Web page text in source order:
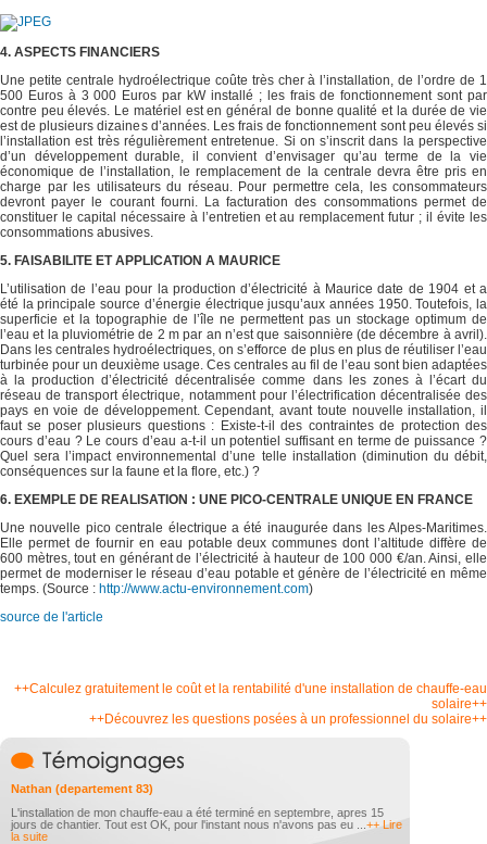
4. ASPECTS FINANCIERS
Une petite centrale hydroélectrique coûte très cher à l’installation, de l’ordre de 1
500 Euros à 3 000 Euros par kW installé ; les frais de fonctionnement sont par
contre peu élevés. Le matériel est en général de bonne qualité et la durée de vie
est de plusieurs dizaines d’années. Les frais de fonctionnement sont peu élevés si
l’installation est très régulièrement entretenue. Si on s’inscrit dans la perspective
d’un développement durable, il convient d’envisager qu’au terme de la vie
économique de l’installation, le remplacement de la centrale devra être pris en
charge par les utilisateurs du réseau. Pour permettre cela, les consommateurs
devront payer le courant fourni. La facturation des consommations permet de
constituer le capital nécessaire à l’entretien et au remplacement futur ; il évite les
consommations abusives.
5. FAISABILITE ET APPLICATION A MAURICE
L’utilisation de l’eau pour la production d’électricité à Maurice date de 1904 et a
été la principale source d’énergie électrique jusqu’aux années 1950. Toutefois, la
superficie et la topographie de l’île ne permettent pas un stockage optimum de
l’eau et la pluviométrie de 2 m par an n’est que saisonnière (de décembre à avril).
Dans les centrales hydroélectriques, on s’efforce de plus en plus de réutiliser l’eau
turbinée pour un deuxième usage. Ces centrales au fil de l’eau sont bien adaptées
à la production d’électricité décentralisée comme dans les zones à l’écart du
réseau de transport électrique, notamment pour l’électrification décentralisée des
pays en voie de développement. Cependant, avant toute nouvelle installation, il
faut se poser plusieurs questions : Existe‐t‐il des contraintes de protection des
cours d’eau ? Le cours d’eau a‐t‐il un potentiel suffisant en terme de puissance ?
Quel sera l’impact environnemental d’une telle installation (diminution du débit,
conséquences sur la faune et la flore, etc.) ?
6. EXEMPLE DE REALISATION : UNE PICO‐CENTRALE UNIQUE EN FRANCE
Une nouvelle pico centrale électrique a été inaugurée dans les Alpes‐Maritimes.
Elle permet de fournir en eau potable deux communes dont l’altitude diffère de
600 mètres, tout en générant de l’électricité à hauteur de 100 000 €/an. Ainsi, elle
permet de moderniser le réseau d’eau potable et génère de l’électricité en même
temps. (Source : http://www.actu‐environnement.com)
source de l'article
++Calculez gratuitement le coût et la rentabilité d'une installation de chauffe-eau
solaire++
++Découvrez les questions posées à un professionnel du solaire++
Nathan (departement 83)
L'installation de mon chauffe-eau a été terminé en septembre, apres 15
jours de chantier. Tout est OK, pour l'instant nous n'avons pas eu ... ++ Lire
la suite